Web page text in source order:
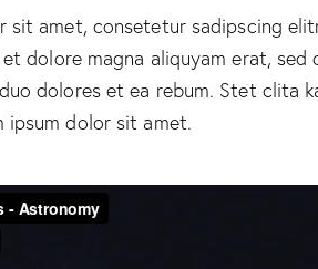
sit amet, consetetur sadipscing
dolore magna aliquyam erat,
dolores et ea rebum. Stet clita
ipsum dolor sit amet.